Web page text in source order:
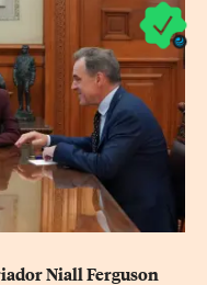
Niall Ferguson